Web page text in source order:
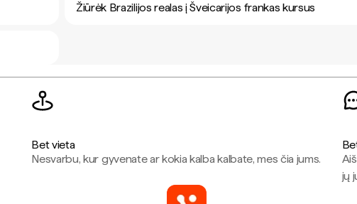
Žiūrėk Brazilijos realas į Šveicarijos frankas kursus
Bet vieta
Nesvarbu, kur gyvenate ar kokia kalba kalbate, mes čia jums.
jų